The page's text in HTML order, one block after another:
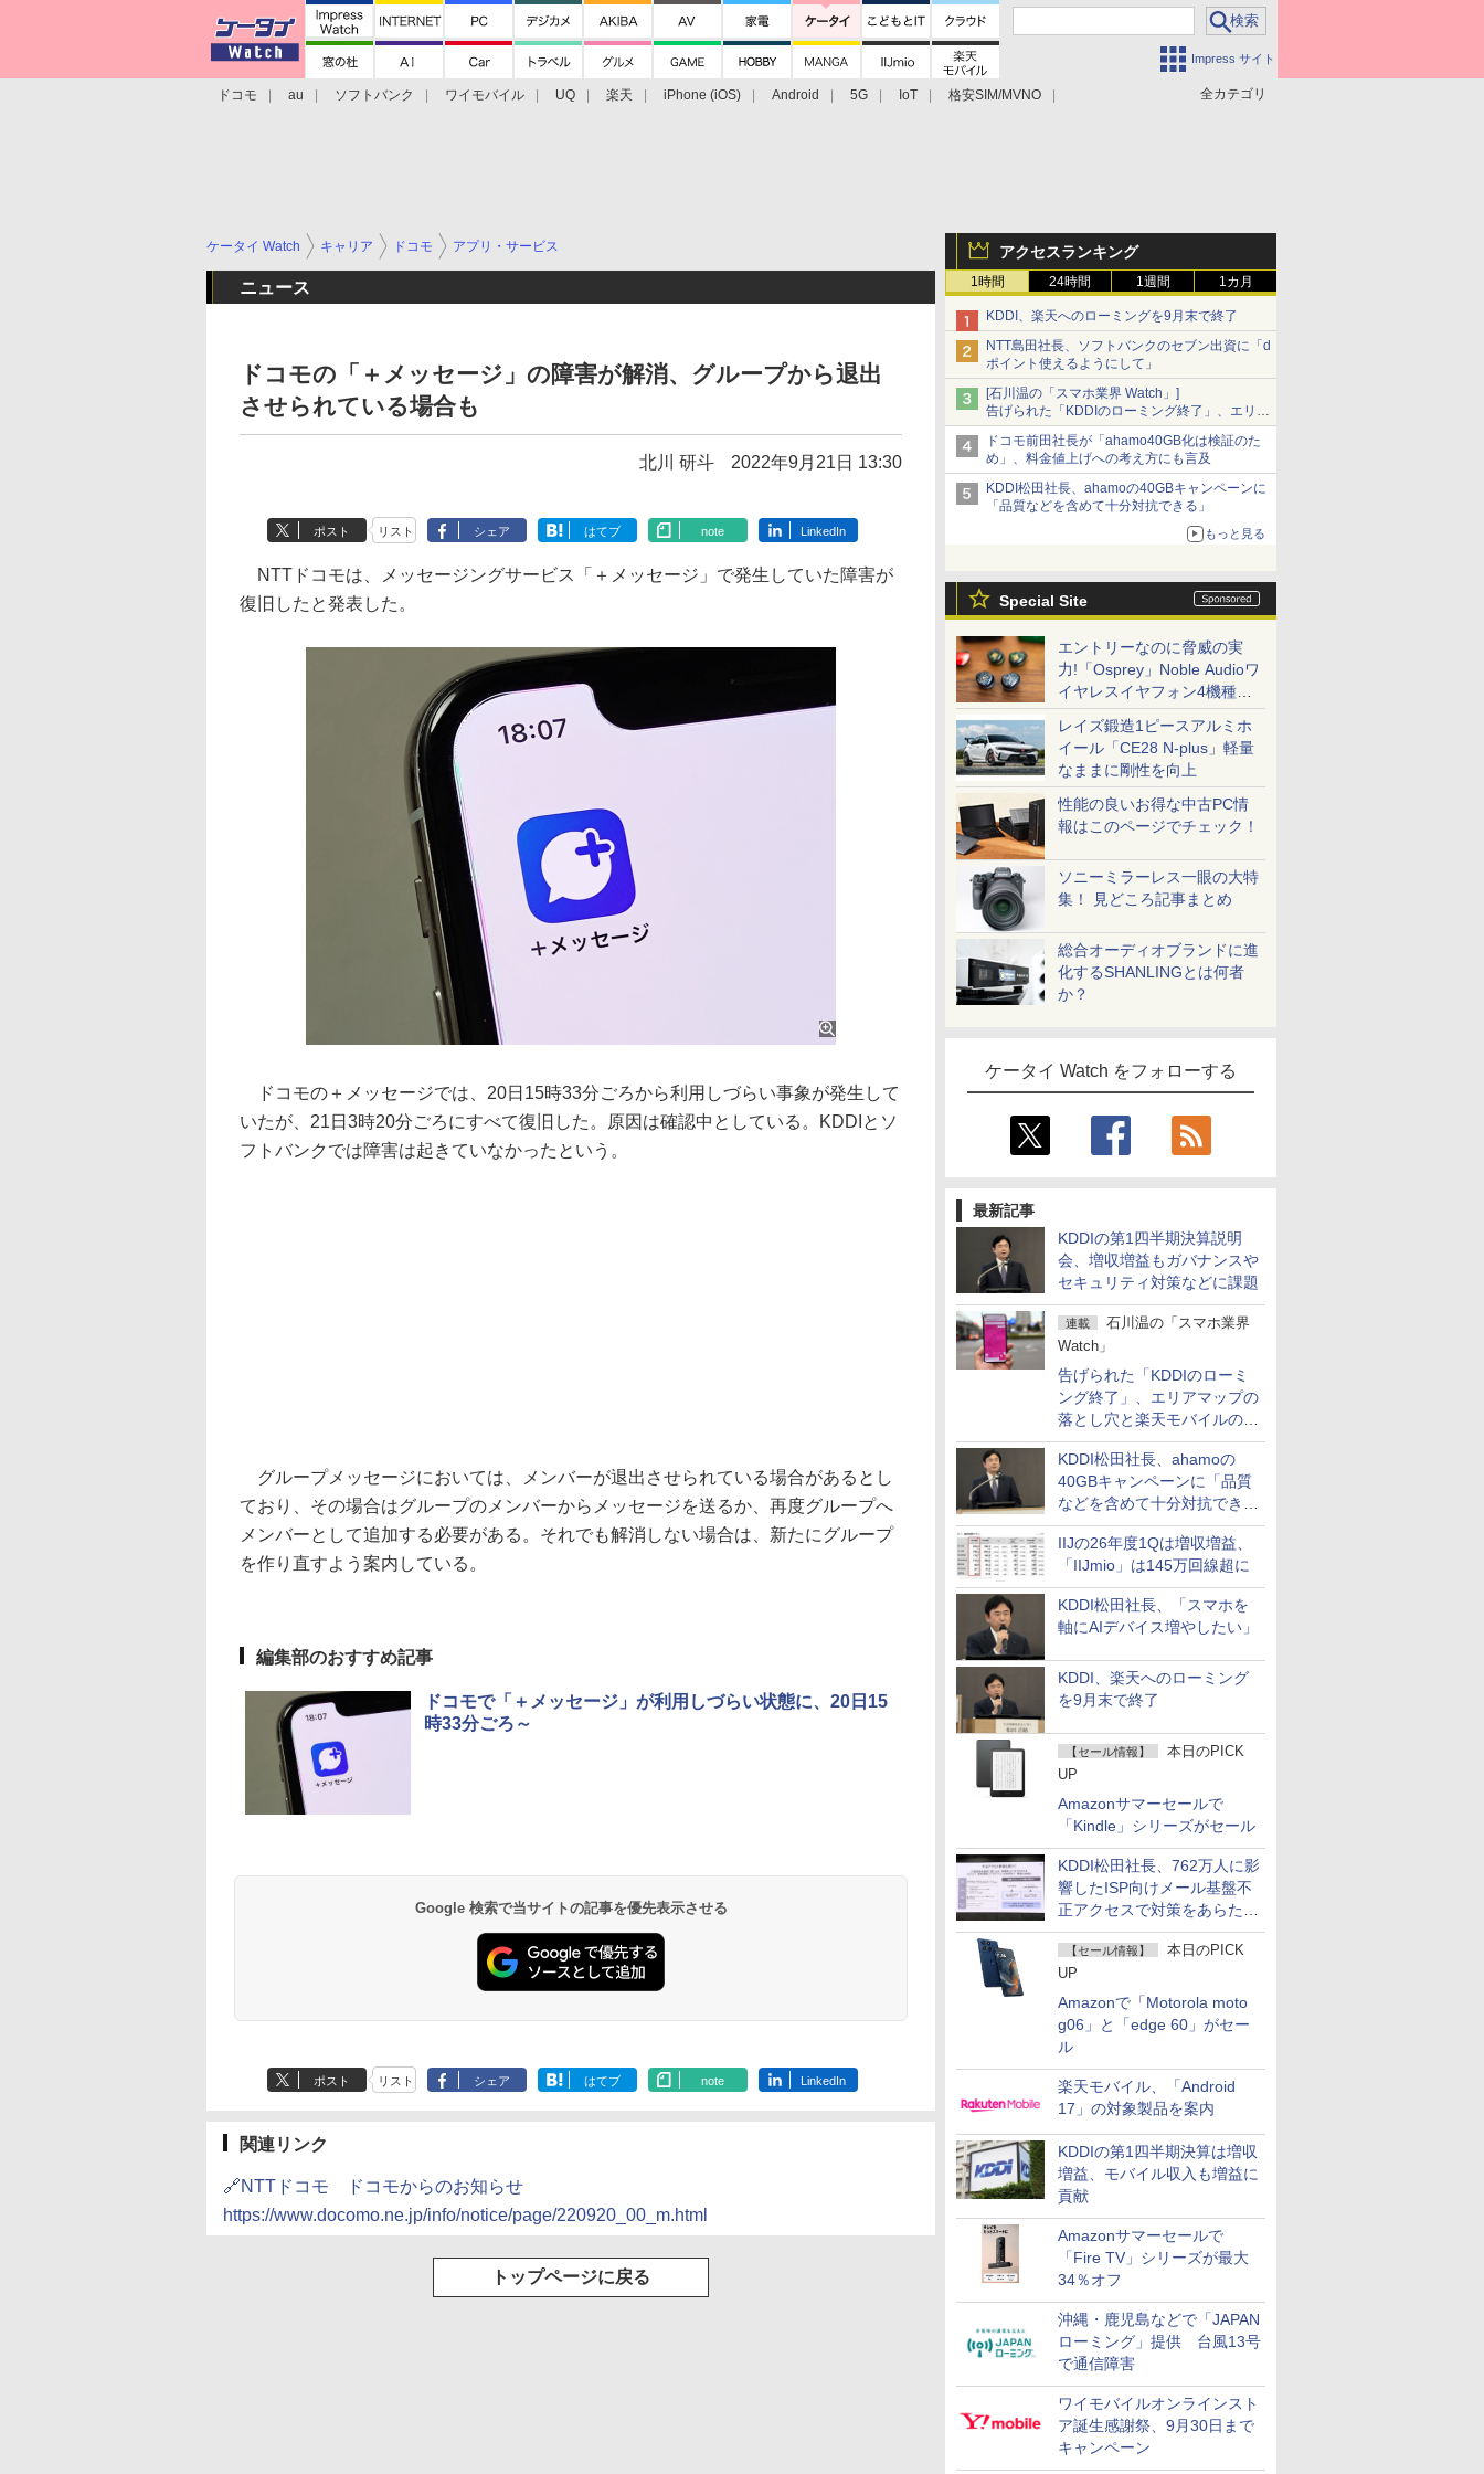
Impress サイト
全カテゴリ
ドコモ au ソフトバンク ワイモバイル UQ 楽天 iPhone (iOS) Android 5G IoT
格安SIM/MVNO
アクセスランキング
1時間 24時間 1週間 1カ月
KDDI、楽天へのローミングを9月末で終了
NTT島田社長、ソフトバンクのセブン出資に「d
ポイント使えるようにして」
[石川温の「スマホ業界 Watch」]
告げられた「KDDIのローミング終了」、エリア
マップの落とし穴と楽天モバイルの課題
ドコモ前田社長が「ahamo40GB化は検証のた
め」、料金値上げへの考え方にも言及
KDDI松田社長、ahamoの40GBキャンペーンに
「品質などを含めて十分対抗できる」
もっと見る
Special Site
エントリーなのに脅威の実
力!「Osprey」Noble Audioワ
イヤレスイヤフォン4機種を
一気に聴く
レイズ鍛造1ピースアルミホ
イール「CE28 N-plus」軽量
なままに剛性を向上
性能の良いお得な中古PC情
報はこのページでチェック！
ソニーミラーレス一眼の大特
集！ 見どころ記事まとめ
総合オーディオブランドに進
化するSHANLINGとは何者
か？
ケータイ Watch をフォローする
最新記事
KDDIの第1四半期決算説明
会、増収増益もガバナンスや
セキュリティ対策などに課題
連載
石川温の「スマホ業界
Watch」
告げられた「KDDIのローミ
ング終了」、エリアマップの
落とし穴と楽天モバイルの課
題
KDDI松田社長、ahamoの
40GBキャンペーンに「品質
などを含めて十分対抗でき
る」
IIJの26年度1Qは増収増益、
「IIJmio」は145万回線超に
KDDI松田社長、「スマホを
軸にAIデバイス増やしたい」
KDDI、楽天へのローミング
を9月末で終了
【セール情報】
本日のPICK
UP
Amazonサマーセールで
「Kindle」シリーズがセール
KDDI松田社長、762万人に影
響したISP向けメール基盤不
正アクセスで対策をあらため
て説明
【セール情報】
本日のPICK
UP
Amazonで「Motorola moto
g06」と「edge 60」がセー
ル
楽天モバイル、「Android
17」の対象製品を案内
KDDIの第1四半期決算は増収
増益、モバイル収入も増益に
貢献
Amazonサマーセールで
「Fire TV」シリーズが最大
34％オフ
沖縄・鹿児島などで「JAPAN
ローミング」提供 台風13号
で通信障害
ワイモバイルオンラインスト
ア誕生感謝祭、9月30日まで
キャンペーン
ケータイ Watch キャリア ドコモ アプリ・サービス
ニュース
ドコモの「＋メッセージ」の障害が解消、グループから退出
させられている場合も
北川 研斗 2022年9月21日 13:30
ポスト リスト シェア はてブ note LinkedIn
NTTドコモは、メッセージングサービス「＋メッセージ」で発生していた障害が
復旧したと発表した。
ドコモの＋メッセージでは、20日15時33分ごろから利用しづらい事象が発生して
いたが、21日3時20分ごろにすべて復旧した。原因は確認中としている。KDDIとソ
フトバンクでは障害は起きていなかったという。
グループメッセージにおいては、メンバーが退出させられている場合があるとし
ており、その場合はグループのメンバーからメッセージを送るか、再度グループへ
メンバーとして追加する必要がある。それでも解消しない場合は、新たにグループ
を作り直すよう案内している。
編集部のおすすめ記事
ドコモで「＋メッセージ」が利用しづらい状態に、20日15
時33分ごろ～
Google 検索で当サイトの記事を優先表示させる
ポスト リスト シェア はてブ note LinkedIn
関連リンク
🔗NTTドコモ ドコモからのお知らせ
https://www.docomo.ne.jp/info/notice/page/220920_00_m.html
トップページに戻る